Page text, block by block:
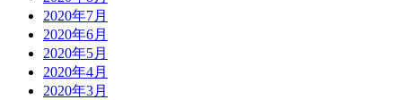
2020年7月
2020年6月
2020年5月
2020年4月
2020年3月